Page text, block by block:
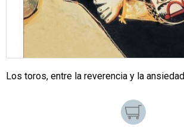
Los toros, entre la reverencia y la ansiedad